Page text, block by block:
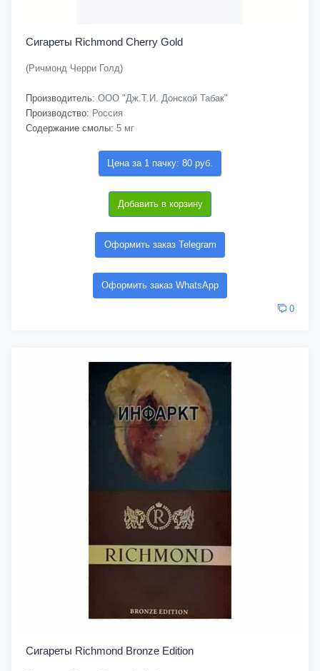
Сигареты Richmond Cherry Gold
(Ричмонд Черри Голд)
Производитель: ООО "Дж.Т.И. Донской Табак"
Производство: Россия
Содержание смолы: 5 мг
Цена за 1 пачку: 80 руб.
Добавить в корзину
Оформить заказ Telegram
Оформить заказ WhatsApp
0
Сигареты Richmond Bronze Edition